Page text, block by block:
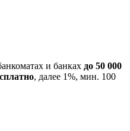
и банках до 50 000
, далее 1%, мин. 100